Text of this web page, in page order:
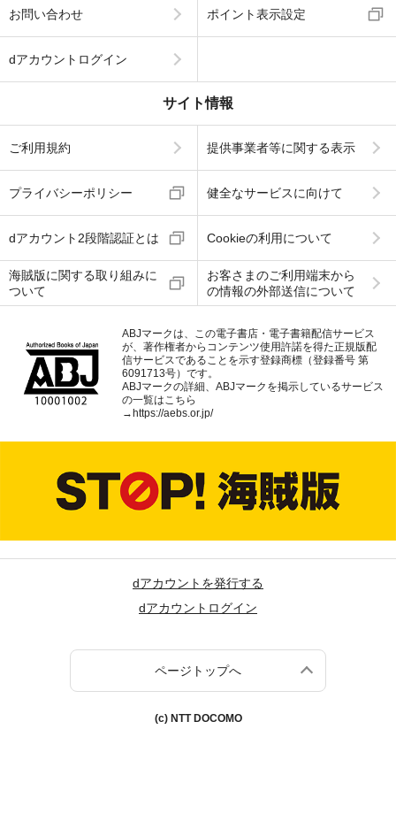
お問い合わせ ポイント表示設定
dアカウントログイン
サイト情報
ご利用規約 提供事業者等に関する表示
プライバシーポリシー 健全なサービスに向けて
dアカウント2段階認証とは Cookieの利用について
海賊版に関する取り組みに
ついて
お客さまのご利用端末から
の情報の外部送信について
ABJマークは、この電子書店・電子書籍配信サービス
が、著作権者からコンテンツ使用許諾を得た正規版配
信サービスであることを示す登録商標（登録番号 第
6091713号）です。
ABJマークの詳細、ABJマークを掲示しているサービス
の一覧はこちら
→https://aebs.or.jp/
dアカウントを発行する
dアカウントログイン
ページトップへ
(c) NTT DOCOMO